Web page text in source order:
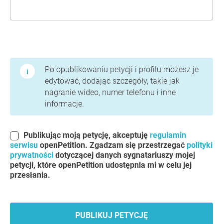
Po opublikowaniu petycji i profilu możesz je
edytować, dodając szczegóły, takie jak
nagranie wideo, numer telefonu i inne
informacje.
Publikując moją petycję, akceptuję regulamin
serwisu openPetition. Zgadzam się przestrzegać polityki
prywatności dotyczącej danych sygnatariuszy mojej
petycji, które openPetition udostępnia mi w celu jej
przesłania.
PUBLIKUJ PETYCJĘ